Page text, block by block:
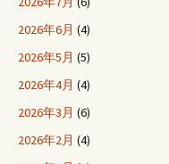
2026年6月 (4)
2026年5月 (5)
2026年4月 (4)
2026年3月 (6)
2026年2月 (4)